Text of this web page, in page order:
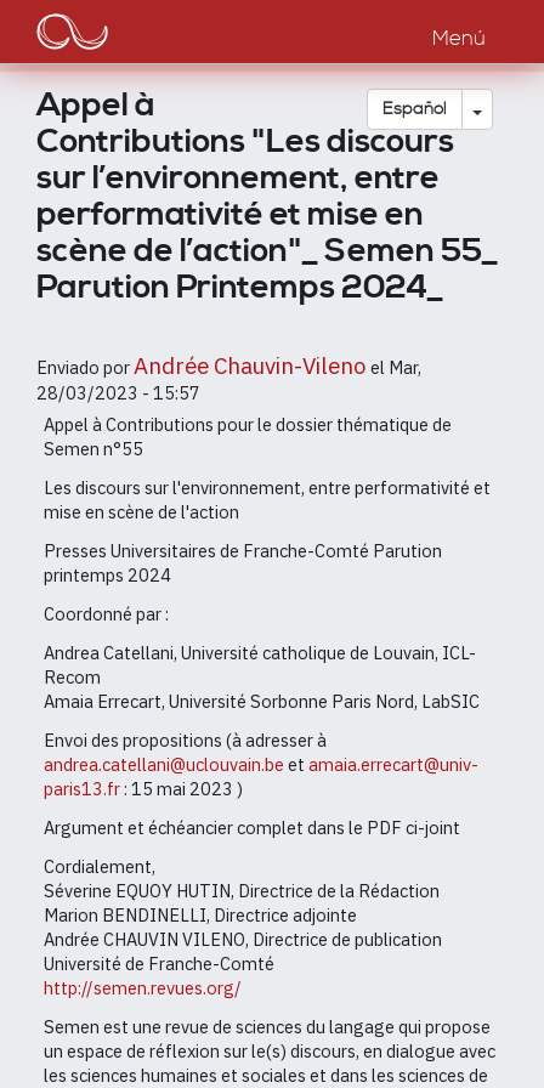
Pasar
contenido
principal
Main
navigation
Menú
Español Toggle
Appel à
Contributions "Les discours
sur l’environnement, entre
performativité et mise en
scène de l’action"_ Semen 55_
Parution Printemps 2024_
Enviado porAndrée Chauvin-Vileno el Mar,
28/03/2023 - 15:57
Appel à Contributions pour le dossier thématique de
Semen n°55
Les discours sur l'environnement, entre performativité et
mise en scène de l'action
Presses Universitaires de Franche-Comté Parution
printemps 2024
Coordonné par :
Andrea Catellani, Université catholique de Louvain, ICL-
Recom
Amaia Errecart, Université Sorbonne Paris Nord, LabSIC
Envoi des propositions (à adresser à
andrea.catellani@uclouvain.be et amaia.errecart@univ-
paris13.fr : 15 mai 2023 )
Argument et échéancier complet dans le PDF ci-joint
Cordialement,
Séverine EQUOY HUTIN, Directrice de la Rédaction
Marion BENDINELLI, Directrice adjointe
Andrée CHAUVIN VILENO, Directrice de publication
Université de Franche-Comté
http://semen.revues.org/
Semen est une revue de sciences du langage qui propose
un espace de réflexion sur le(s) discours, en dialogue avec
les sciences humaines et sociales et dans les sciences de